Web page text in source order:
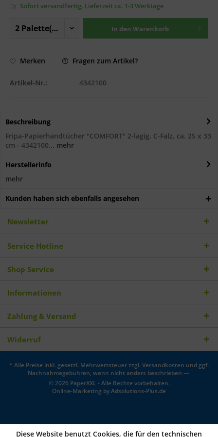
Sofort versandfertig, Lieferzeit ca. 1-3 Werktage
In den Warenkorb
Merken Fragen zum Artikel?
Artikel-Nr.: 4342100
Beschreibung
Fripa-Papierhandtücher "COMFORT" 2-lagig, C-Falz, ca. 25 x 33
cm - 4342100... mehr
Herstellerinfo
mehr
Kunden haben sich ebenfalls angesehen
Newsletter
Service Hotline
Shop Service
Informationen
Zahlung & Versand
Widerruf
* Alle Preise inkl. gesetzl. Mehrwertsteuer zzgl.Versandkosten und ggf.
Nachnahmegebühren, wenn nicht anders beschrieben —
© 2026 PaperXXL - Alle Rechte vorbehalten.
Online-Marketing byAdsolutions-Plus.de
Diese Website benutzt Cookies, die für den technischen